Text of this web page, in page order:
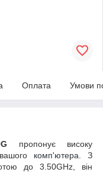
Оплата Умови
пропонує високу
комп'ютера . З
до 3.50GHz, він